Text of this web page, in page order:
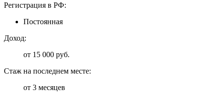
Регистрация в РФ:
Постоянная
Доход:
от 15 000 руб.
Стаж на последнем месте:
от 3 месяцев